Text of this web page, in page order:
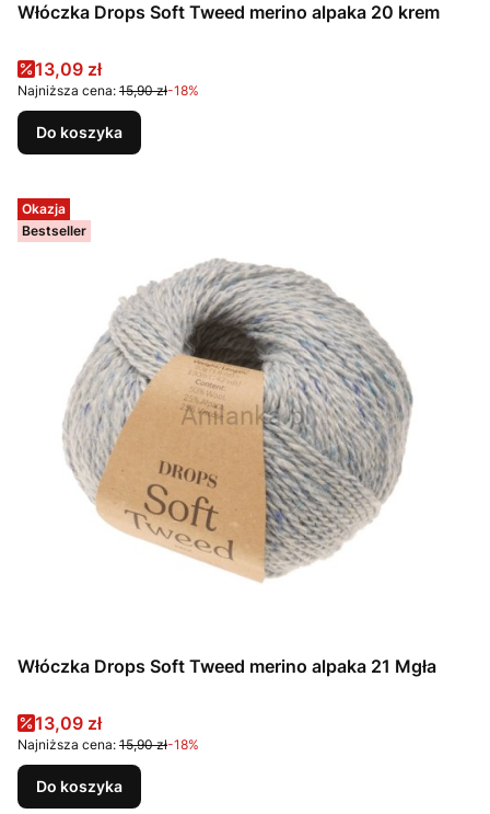
Włóczka Drops Soft Tweed merino alpaka 20 krem
Cena promocyjna
13,09 zł
Najniższa cena: 15,90 zł-18%
Do koszyka
Okazja
Bestseller
Włóczka Drops Soft Tweed merino alpaka 21 Mgła
Cena promocyjna
13,09 zł
Najniższa cena: 15,90 zł-18%
Do koszyka